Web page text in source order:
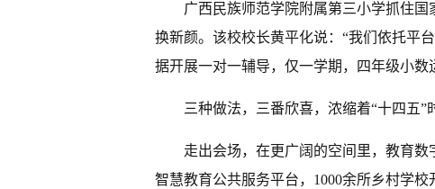
广西民族师范学院附属第三小学抓住
换新颜。该校校长黄平化说：“我们依托平
据开展一对一辅导，仅一学期，四年级小数
三种做法，三番欣喜，浓缩着“十四五”
走出会场，在更广阔的空间里，教育
智慧教育公共服务平台，1000余所乡村学